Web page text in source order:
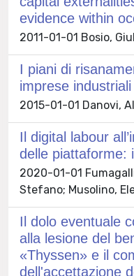
evidence within
2011-01-01 Bosio,
I piani di
imprese industriali
2015-01-01 Danovi,
Il digital labour
delle piattaforme:
2020-01-01
Stefano; Musolino,
Il dolo eventuale
alla lesione del
«Thyssen» e il
dell'accettazione